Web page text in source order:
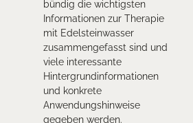
bündig die wichtigsten
Informationen zur Therapie
mit Edelsteinwasser
zusammengefasst sind und
viele interessante
Hintergrundinformationen
und konkrete
Anwendungshinweise
gegeben werden.